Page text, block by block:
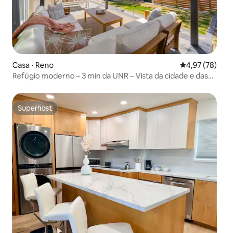
Casa ⋅ Reno 4,97 de uma
4,97 (78)
Refúgio moderno – 3 min da UNR – Vista da cidade e das
Superhost
Superhost